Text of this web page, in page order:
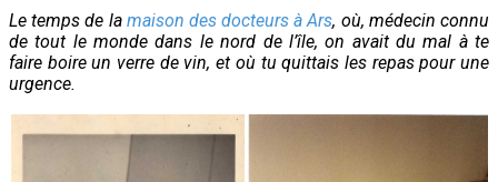
Le temps de la maison des docteurs à Ars, où, médecin connu
de tout le monde dans le nord de l’île, on avait du mal à te
faire boire un verre de vin, et où tu quittais les repas pour une
urgence.